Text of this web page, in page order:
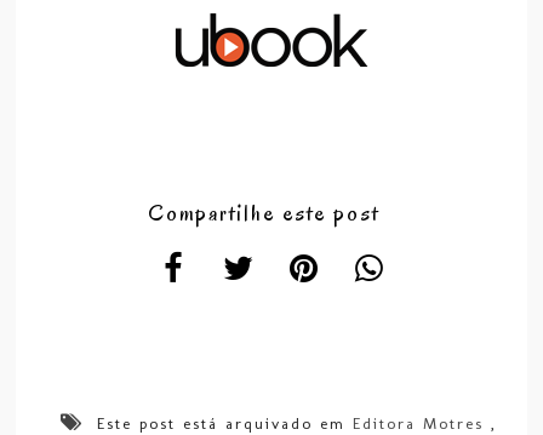
Compartilhe este post
Este post está arquivado em Editora Motres ,